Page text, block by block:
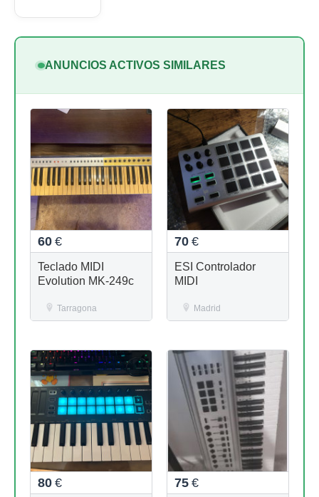
ANUNCIOS ACTIVOS SIMILARES
60 €
Teclado MIDI
Evolution MK-249c
Tarragona
70 €
ESI Controlador
MIDI
Madrid
80 € 75 €